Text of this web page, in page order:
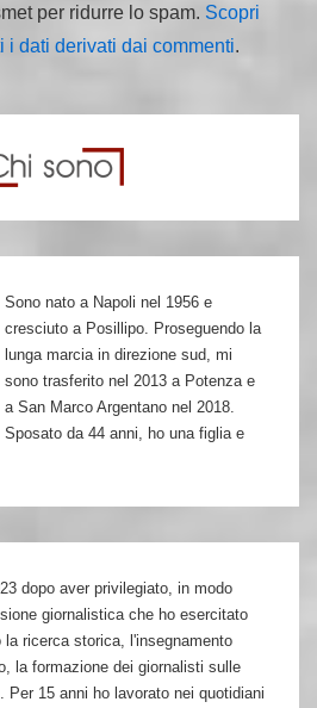
per ridurre lo spam. Scopri
i dati derivati dai commenti.
Sono nato a Napoli nel 1956 e
cresciuto a Posillipo. Proseguendo la
lunga marcia in direzione sud, mi
sono trasferito nel 2013 a Potenza e
a San Marco Argentano nel 2018.
Sposato da 44 anni, ho una figlia e
dopo aver privilegiato, in modo
giornalistica che ho esercitato
ricerca storica, l'insegnamento
la formazione dei giornalisti sulle
Per 15 anni ho lavorato nei quotidiani